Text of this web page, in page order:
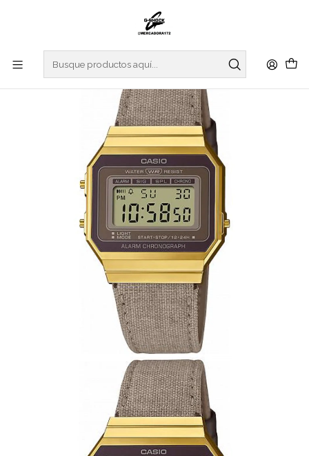
CASIO COLLECTION
Vintage Series A700WEGL-5AEF